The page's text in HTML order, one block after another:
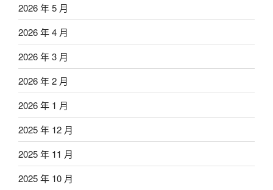
2026 年 5 月
2026 年 4 月
2026 年 3 月
2026 年 2 月
2026 年 1 月
2025 年 12 月
2025 年 11 月
2025 年 10 月